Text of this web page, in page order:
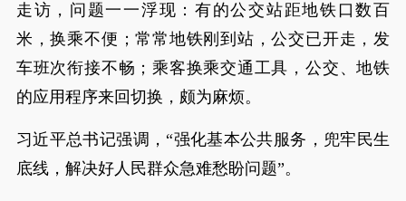
走访，问题一一浮现：有的公交站距地铁口数百
米，换乘不便；常常地铁刚到站，公交已开走，发
车班次衔接不畅；乘客换乘交通工具，公交、地铁
的应用程序来回切换，颇为麻烦。
习近平总书记强调，“强化基本公共服务，兜牢民生
底线，解决好人民群众急难愁盼问题”。